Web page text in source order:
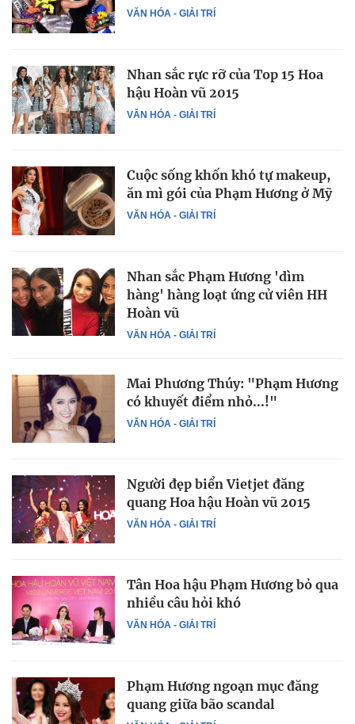
VĂN HÓA - GIẢI TRÍ
VĂN HÓA - GIẢI TRÍ
Nhan sắc rực rỡ của Top 15 Hoa
hậu Hoàn vũ 2015
VĂN HÓA - GIẢI TRÍ
Cuộc sống khốn khó tự makeup,
ăn mì gói của Phạm Hương ở Mỹ
VĂN HÓA - GIẢI TRÍ
Nhan sắc Phạm Hương 'dìm
hàng' hàng loạt ứng cử viên HH
Hoàn vũ
VĂN HÓA - GIẢI TRÍ
Mai Phương Thúy: "Phạm Hương
có khuyết điểm nhỏ...!"
VĂN HÓA - GIẢI TRÍ
Người đẹp biển Vietjet đăng
quang Hoa hậu Hoàn vũ 2015
VĂN HÓA - GIẢI TRÍ
Tân Hoa hậu Phạm Hương bỏ qua
nhiều câu hỏi khó
Phạm Hương ngoạn mục đăng
quang giữa bão scandal